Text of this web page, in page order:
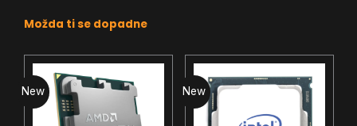
Možda ti se dopadne
New New